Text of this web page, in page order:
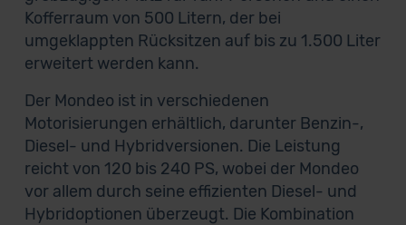
Kofferraum von 500 Litern, der bei
umgeklappten Rücksitzen auf bis zu 1.500 Liter
erweitert werden kann.
Der Mondeo ist in verschiedenen
Motorisierungen erhältlich, darunter Benzin-,
Diesel- und Hybridversionen. Die Leistung
reicht von 120 bis 240 PS, wobei der Mondeo
vor allem durch seine effizienten Diesel- und
Hybridoptionen überzeugt. Die Kombination